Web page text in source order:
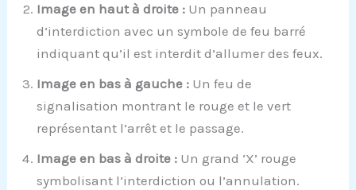
Image en haut à droite : Un panneau
d’interdiction avec un symbole de feu barré
indiquant qu’il est interdit d’allumer des feux.
Image en bas à gauche : Un feu de
signalisation montrant le rouge et le vert
représentant l’arrêt et le passage.
Image en bas à droite : Un grand ‘X’ rouge
symbolisant l’interdiction ou l’annulation.